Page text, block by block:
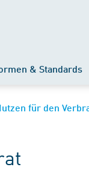
& Standards
für den